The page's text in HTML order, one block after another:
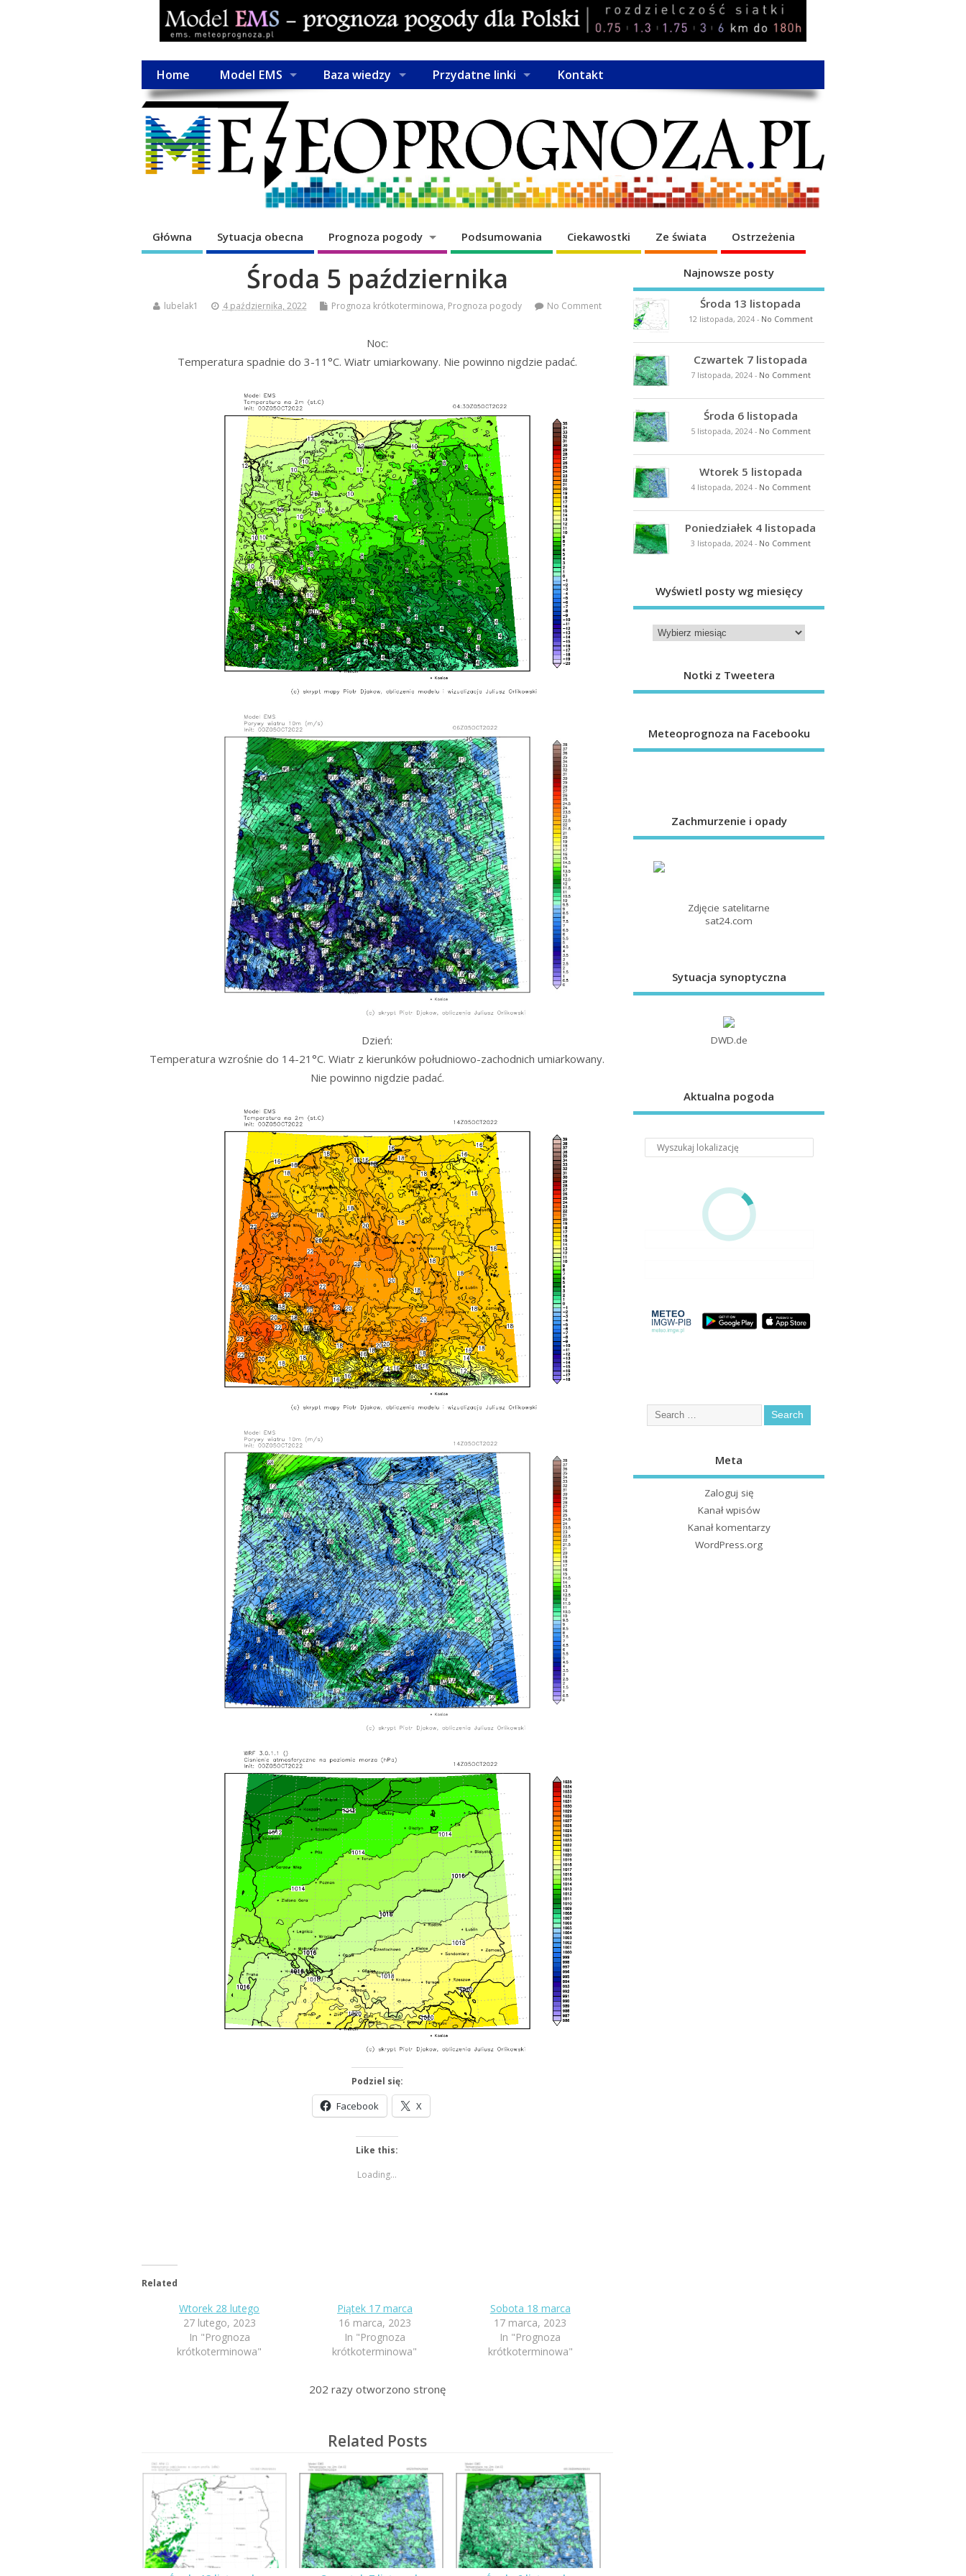
Home Model EMS Baza wiedzy Przydatne linki Kontakt
Główna Sytuacja obecna Prognoza pogody Podsumowania Ciekawostki Ze świata Ostrzeżenia
Środa 5 października
lubelak1 4 października, 2022 Prognoza krótkoterminowa, Prognoza pogody No Comment
Noc:
Temperatura spadnie do 3-11°C. Wiatr umiarkowany. Nie powinno nigdzie padać.
Dzień:
Temperatura wzrośnie do 14-21°C. Wiatr z kierunków południowo-zachodnich umiarkowany.
Nie powinno nigdzie padać.
Podziel się:
Facebook X
Like this:
Loading...
Related
Wtorek 28 lutego
27 lutego, 2023
In "Prognoza
krótkoterminowa"
Piątek 17 marca
16 marca, 2023
In "Prognoza
krótkoterminowa"
Sobota 18 marca
17 marca, 2023
In "Prognoza
krótkoterminowa"
202 razy otworzono stronę
Related Posts
Najnowsze posty
Środa 13 listopada
12 listopada, 2024- No Comment
Czwartek 7 listopada
7 listopada, 2024- No Comment
Środa 6 listopada
5 listopada, 2024- No Comment
Wtorek 5 listopada
4 listopada, 2024- No Comment
Poniedziałek 4 listopada
3 listopada, 2024- No Comment
Wyświetl posty wg miesięcy
Notki z Tweetera
Meteoprognoza na Facebooku
Zachmurzenie i opady
Zdjęcie satelitarne
sat24.com
Sytuacja synoptyczna
DWD.de
Aktualna pogoda
Meta
Zaloguj się
Kanał wpisów
Kanał komentarzy
WordPress.org